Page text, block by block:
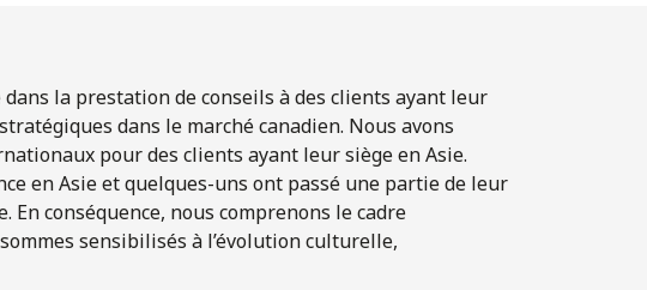
dans la prestation de conseils à des clients ayant leur
dans le marché canadien. Nous avons
pour des clients ayant leur siège en Asie.
en Asie et quelques-uns ont passé une partie de leur
conséquence, nous comprenons le cadre
sensibilisés à l’évolution culturelle,